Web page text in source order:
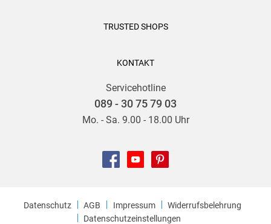
TRUSTED SHOPS
KONTAKT
Servicehotline
089 - 30 75 79 03
Mo. - Sa. 9.00 - 18.00 Uhr
Datenschutz AGB Impressum
Widerrufsbelehrung
Datenschutzeinstellungen